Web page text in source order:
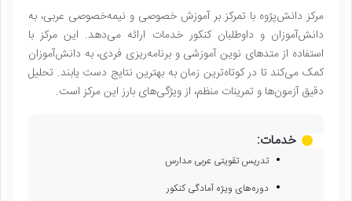
مرکز دانش‌پژوه با تمرکز بر آموزش خصوصی و نیمه‌خصوصی عربی، به
دانش‌آموزان و داوطلبان کنکور خدمات ارائه می‌دهد. این مرکز با
استفاده از متدهای نوین آموزشی و برنامه‌ریزی فردی، به دانش‌آموزان
کمک می‌کند تا در کوتاه‌ترین زمان به بهترین نتایج دست یابند. تحلیل
دقیق آزمون‌ها و تمرینات منظم، از ویژگی‌های بارز این مرکز است.
خدمات:
تدریس تقویتی عربی مدارس
دوره‌های ویژه آمادگی کنکور